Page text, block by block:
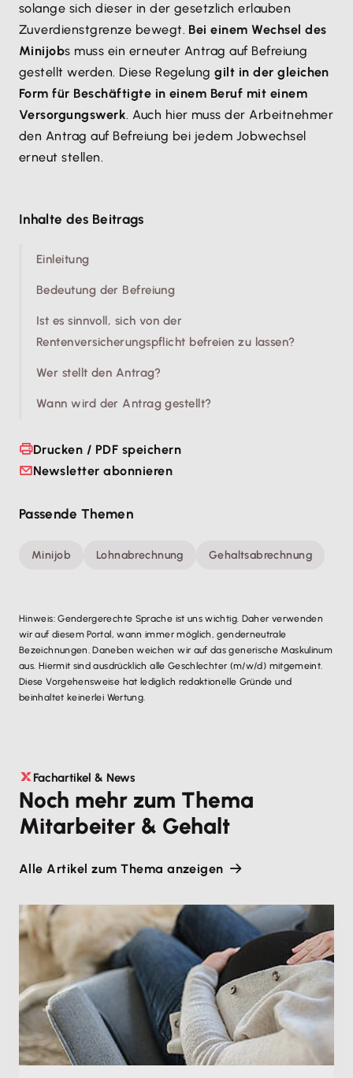
solange sich dieser in der gesetzlich erlauben
Zuverdienstgrenze bewegt. Bei einem Wechsel des
Minijobs muss ein erneuter Antrag auf Befreiung
gestellt werden. Diese Regelunggilt in der gleichen
Form für Beschäftigte in einem Beruf mit einem
Versorgungswerk. Auch hier muss der Arbeitnehmer
den Antrag auf Befreiung bei jedem Jobwechsel
erneut stellen.
Inhalte des Beitrags
Einleitung
Bedeutung der Befreiung
Ist es sinnvoll, sich von der
Rentenversicherungspflicht befreien zu lassen?
Wer stellt den Antrag?
Wann wird der Antrag gestellt?
Drucken / PDF speichern
Newsletter abonnieren
Passende Themen
Minijob Lohnabrechnung Gehaltsabrechnung
Hinweis: Gendergerechte Sprache ist uns wichtig. Daher verwenden
wir auf diesem Portal, wann immer möglich, genderneutrale
Bezeichnungen. Daneben weichen wir auf das generische Maskulinum
aus. Hiermit sind ausdrücklich alle Geschlechter (m/w/d) mitgemeint.
Diese Vorgehensweise hat lediglich redaktionelle Gründe und
beinhaltet keinerlei Wertung.
Fachartikel & News
Noch mehr zum Thema
Mitarbeiter & Gehalt
Alle Artikel zum Thema anzeigen